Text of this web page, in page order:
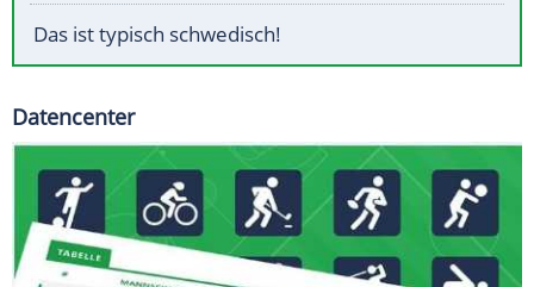
Das ist typisch schwedisch!
Datencenter